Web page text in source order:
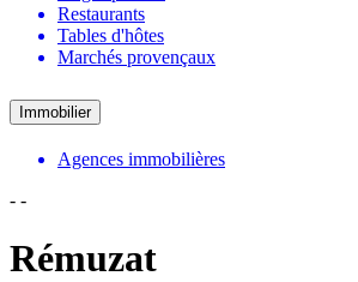
Restaurants
Tables d'hôtes
Marchés provençaux
Immobilier
Agences immobilières
- -
Rémuzat